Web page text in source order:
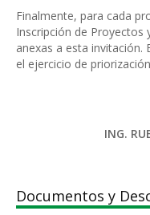
Finalmente, para cada
Inscripción de Proyectos
anexas a esta invitación.
el ejercicio de
ING.
Documentos y